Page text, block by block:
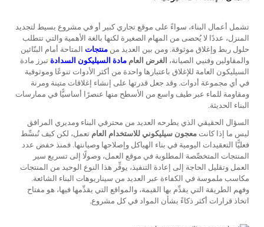
تشمل أعمال البناء، سواءً على موقع تجاري كبير أو في مشروع بسيط لتجديد
المنزل، عددًا لا يُحصى من المهام الصغيرة لكنها بالغة الأهمية والتي تتطلب
حلول ربط وإغلاق موثوقة. ومن بين العديد من منتجات المتاحة أمام البنّائين
والمقاولين وفنيي الصيانة، الغرض العام مادة السيليكون السدادة تبرز مادة
السيليكون العامة للإغلاق باعتبارها واحدة من أكثر الأدوات تنوعًا وموثوقية
في أي مجموعة أدوات. وقد جعل قدرتها على إنشاء إغلاقات متينة ومرنة
ومقاومة للماء عبر طيف واسع من الأسطح منها عنصرًا أساسيًّا في ممارسات
البناء الحديثة.
السؤال الحقيقي الذي يطرحه العديد من محترفي البناء ومديري المرافق
ليس ما إذا كانت معجون سيليكوني للاستخدام العام تعمل، لكن كيف تُبسِّط
فعليًّا التعقيدات اليومية في بناء الهياكل وإصلاحها وصيانتها. فمنذ خفض عدد
المنتجات المتخصِّصة المطلوبة في موقع العمل، وصولًا إلى تسريع سير
العمل وتقليل الحاجة إلى إعادة التنفيذ، يوفِّر هذا النوع الوحيد من المنتجات
مكاسب ملموسة في الكفاءة عبر العديد من سيناريوهات البناء الشائعة.
وفهم الطريقة التي يقدِّم بها القيمة، والمواقع التي يقدِّمها فيها، هو مفتاح
اتخاذ قرارات أكثر ذكاءً بشأن المواد في كل مشروع.